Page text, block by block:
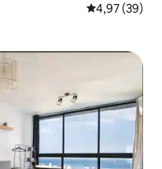
Průměrné
4,97 (39)